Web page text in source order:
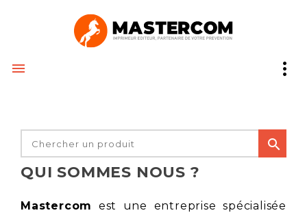


QUI SOMMES NOUS ?
Mastercom
est une entreprise spécialisée